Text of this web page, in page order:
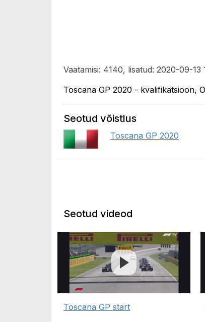
Vaatamisi: 4140, lisatud: 2020-09-13
Toscana GP 2020 - kvalifikatsioon,
Seotud võistlus
Toscana GP 2020
Seotud videod
Toscana GP start